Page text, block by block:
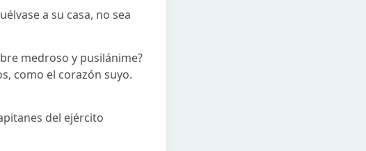
a su casa, no sea
medroso y pusilánime?
como el corazón suyo.
del ejército